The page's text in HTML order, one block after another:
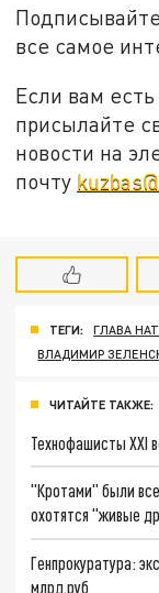
все самое
Если вам
присылайте
новости на
почту
ТЕГИ: ГЛАВА
ВЛАДИМИР
ЧИТАЙТЕ ТАКЖЕ:
Технофашисты XXI
"Кротами" были
охотятся "живые
Генпрокуратура:
млрд.руб